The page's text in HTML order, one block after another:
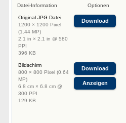
Datei-Information Optionen
Original JPG Datei
1200 × 1200 Pixel
(1.44 MP)
2.1 in × 2.1 in @ 580
PPI
396 KB
Download
Bildschirm
800 × 800 Pixel (0.64
MP)
6.8 cm × 6.8 cm @
300 PPI
129 KB
Download
Anzeigen